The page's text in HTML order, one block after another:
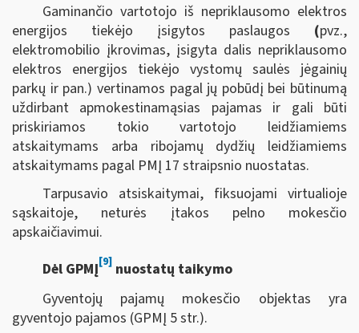
Gaminančio vartotojo iš nepriklausomo elektros
energijos tiekėjo įsigytos paslaugos (pvz.,
elektromobilio įkrovimas, įsigyta dalis nepriklausomo
elektros energijos tiekėjo vystomų saulės jėgainių
parkų ir pan.) vertinamos pagal jų pobūdį bei būtinumą
uždirbant apmokestinamąsias pajamas ir gali būti
priskiriamos
tokio vartotojo leidžiamiems
atskaitymams arba ribojamų dydžių leidžiamiems
atskaitymams pagal PMĮ 17 straipsnio nuostatas.
Tarpusavio atsiskaitymai, fiksuojami virtualioje
sąskaitoje, neturės įtakos pelno mokesčio
apskaičiavimui.
Dėl GPMĮ[9]nuostatų taikymo
Gyventojų pajamų mokesčio objektas yra
gyventojo pajamos (GPMĮ 5 str.).